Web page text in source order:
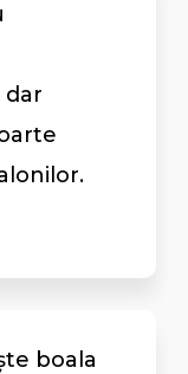
dar
boala